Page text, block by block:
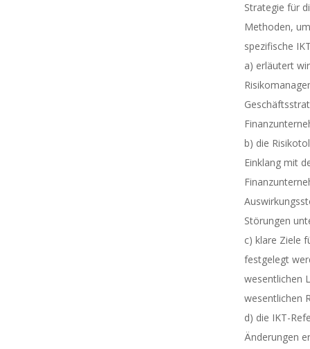
Strategie für
Methoden,
spezifische
a) erläutert
b) die
Einklang mit
Störungen
c) klare Ziele
festgelegt
wesentlichen
wesentlichen
d) die IKT-
Änderungen